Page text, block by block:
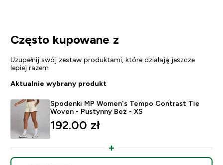
Często kupowane z
Uzupełnij swój zestaw produktami, które działają jeszcze
lepiej razem
Aktualnie wybrany produkt
Spodenki MP Women's Tempo Contrast Tie
Woven - Pustynny Beż - XS
192.00 zł‎